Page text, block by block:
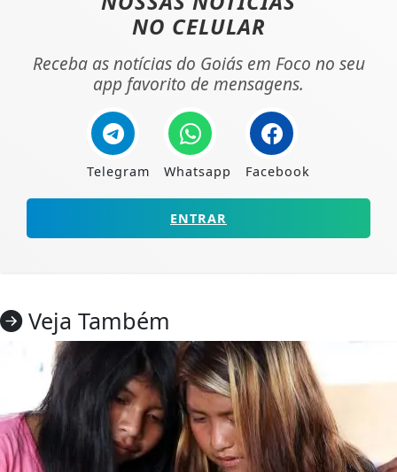
NO CELULAR
Receba as notícias do Goiás em Foco no seu
app favorito de mensagens.
Telegram Whatsapp Facebook
ENTRAR
Veja Também